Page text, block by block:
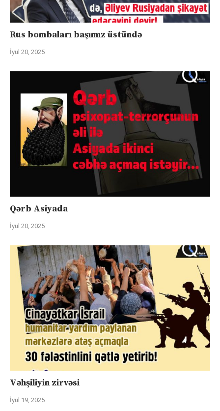
Rus bombaları başımız üstündə
İyul 20, 2025
Qərb Asiyada
İyul 20, 2025
Vəhşiliyin zirvəsi
İyul 19, 2025